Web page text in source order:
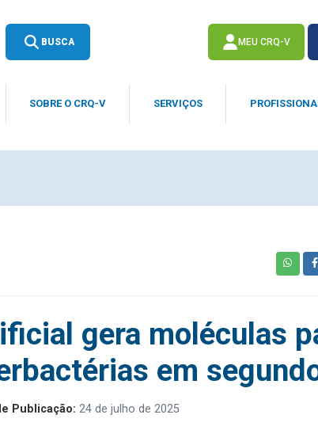
BUSCA MEU CRQ-V
SOBRE O CRQ-V SERVIÇOS
gera moléculas
em
Publicação: 24 de julho de 2025